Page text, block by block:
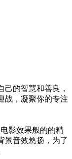
的智慧和善良，
战，凝聚你的专注
影效果般的的精
景音效悠扬，为了